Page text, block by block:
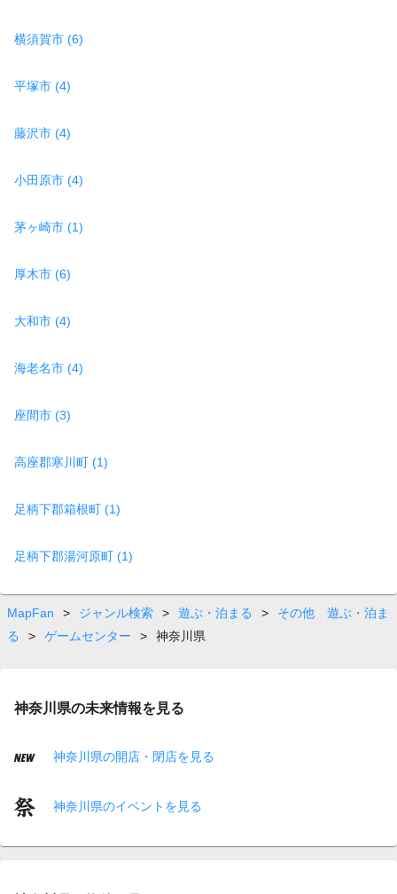
横須賀市 (6)
平塚市 (4)
藤沢市 (4)
小田原市 (4)
茅ヶ崎市 (1)
厚木市 (6)
大和市 (4)
海老名市 (4)
座間市 (3)
高座郡寒川町 (1)
足柄下郡箱根町 (1)
足柄下郡湯河原町 (1)
MapFan > ジャンル検索 > 遊ぶ・泊まる >
その他 遊ぶ・泊ま
る
> ゲームセンター > 神奈川県
神奈川県の未来情報を見る
神奈川県の開店・閉店を見る
神奈川県のイベントを見る